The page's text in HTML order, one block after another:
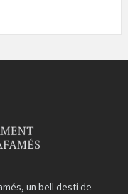
un bell destí de